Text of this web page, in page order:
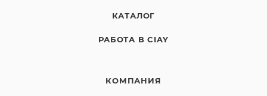
КАТАЛОГ
РАБОТА В CIAY
КОМПАНИЯ